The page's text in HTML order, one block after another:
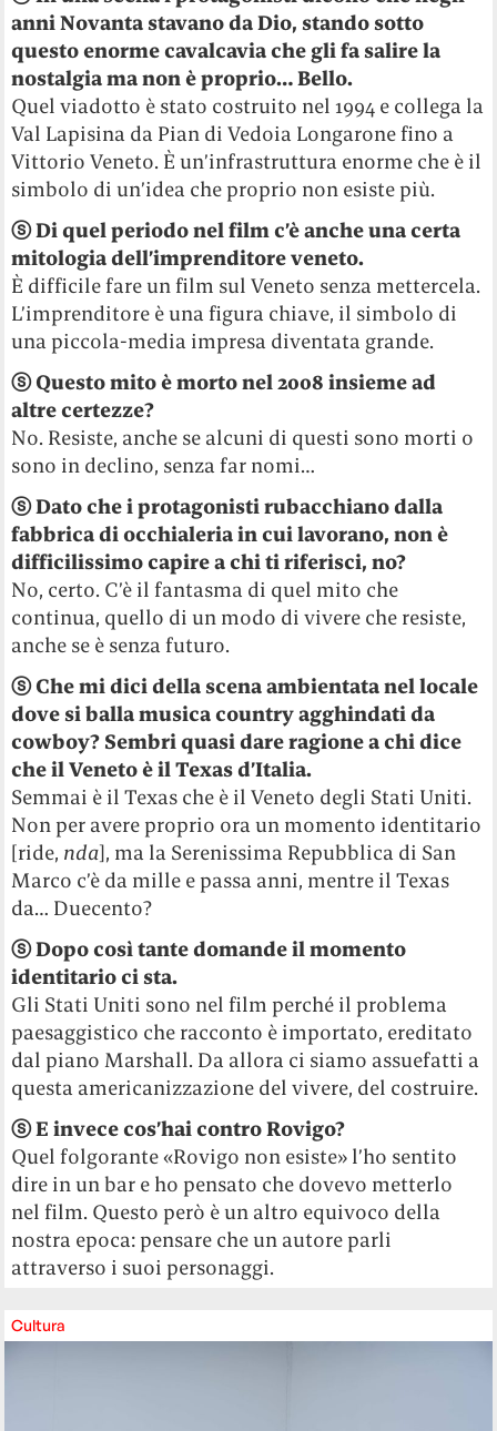
anni Novanta stavano da Dio, stando sotto
questo enorme cavalcavia che gli fa salire la
nostalgia ma non è proprio… Bello.
Quel viadotto è stato costruito nel 1994 e collega la
Val Lapisina da Pian di Vedoia Longarone fino a
Vittorio Veneto. È un’infrastruttura enorme che è il
simbolo di un’idea che proprio non esiste più.
ⓢ Di quel periodo nel film c’è anche una certa
mitologia dell’imprenditore veneto.
È difficile fare un film sul Veneto senza mettercela.
L’imprenditore è una figura chiave, il simbolo di
una piccola-media impresa diventata grande.
ⓢ Questo mito è morto nel 2008 insieme ad
altre certezze?
No. Resiste, anche se alcuni di questi sono morti o
sono in declino, senza far nomi…
ⓢ Dato che i protagonisti rubacchiano dalla
fabbrica di occhialeria in cui lavorano, non è
difficilissimo capire a chi ti riferisci, no?
No, certo. C’è il fantasma di quel mito che
continua, quello di un modo di vivere che resiste,
anche se è senza futuro.
ⓢ Che mi dici della scena ambientata nel locale
dove si balla musica country agghindati da
cowboy? Sembri quasi dare ragione a chi dice
che il Veneto è il Texas d’Italia.
Semmai è il Texas che è il Veneto degli Stati Uniti.
Non per avere proprio ora un momento identitario
[ride, nda], ma la Serenissima Repubblica di San
Marco c’è da mille e passa anni, mentre il Texas
da… Duecento?
ⓢ Dopo così tante domande il momento
identitario ci sta.
Gli Stati Uniti sono nel film perché il problema
paesaggistico che racconto è importato, ereditato
dal piano Marshall. Da allora ci siamo assuefatti a
questa americanizzazione del vivere, del costruire.
ⓢ E invece cos’hai contro Rovigo?
Quel folgorante «Rovigo non esiste» l’ho sentito
dire in un bar e ho pensato che dovevo metterlo
nel film. Questo però è un altro equivoco della
nostra epoca: pensare che un autore parli
attraverso i suoi personaggi.
Cultura